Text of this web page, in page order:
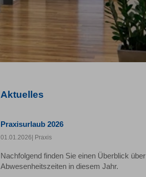
Aktuelles
Praxisurlaub 2026
01.01.2026| Praxis
Nachfolgend finden Sie einen Überblick
Abwesenheitszeiten in diesem Jahr.